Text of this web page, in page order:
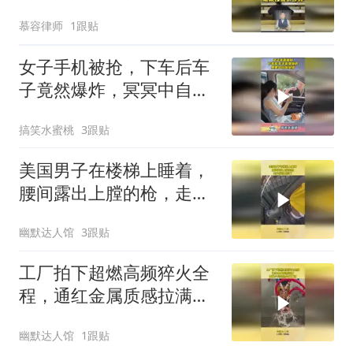
慕容律师 1跟贴
女子手机被抢，下车后车
子竟然爆炸，冥冥中自由
搞笑水蜜桃 3跟贴
美国男子在楼梯上睡着，
腰间露出上膛的枪，走火
幽默达人馆 3跟贴
工厂拍下超燃高频猝火全
程，通红金属质感拉满，
幽默达人馆 1跟贴